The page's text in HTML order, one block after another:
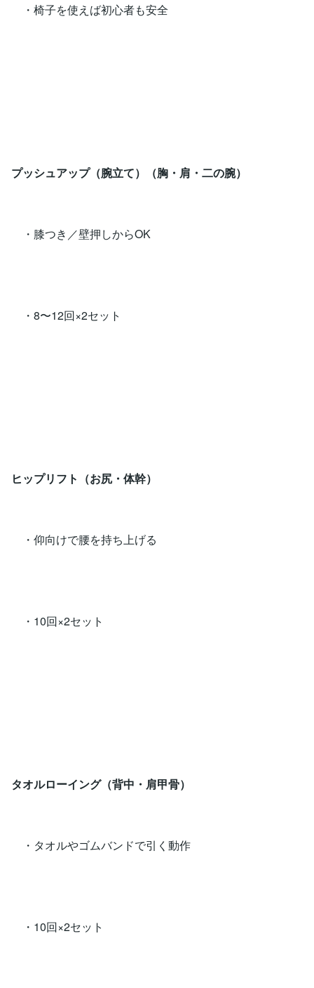
・椅子を使えば初心者も安全
プッシュアップ（腕立て）（胸・肩・二の腕）
・膝つき／壁押しからOK
・8〜12回×2セット
ヒップリフト（お尻・体幹）
・仰向けで腰を持ち上げる
・10回×2セット
タオルローイング（背中・肩甲骨）
・タオルやゴムバンドで引く動作
・10回×2セット